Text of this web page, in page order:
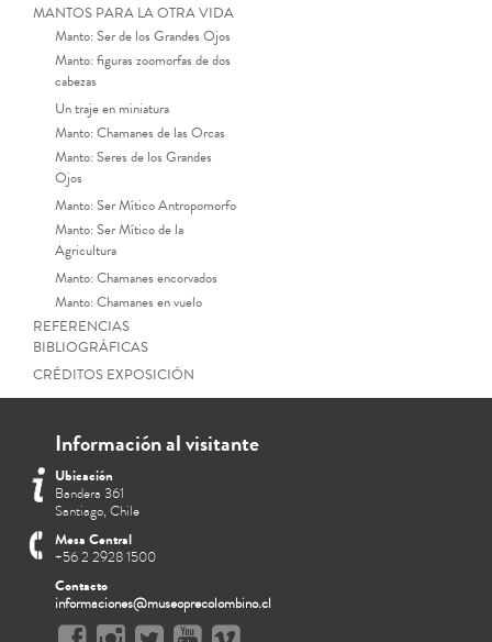
MANTOS PARA LA OTRA VIDA
Manto: Ser de los Grandes Ojos
Manto: figuras zoomorfas de dos
cabezas
Un traje en miniatura
Manto: Chamanes de las Orcas
Manto: Seres de los Grandes
Ojos
Manto: Ser Mítico Antropomorfo
Manto: Ser Mítico de la
Agricultura
Manto: Chamanes encorvados
Manto: Chamanes en vuelo
REFERENCIAS
BIBLIOGRÁFICAS
CRÉDITOS EXPOSICIÓN
Información al visitante
Ubicación
Bandera 361
Santiago, Chile
Mesa Central
+56 2 2928 1500
Contacto
informaciones@museoprecolombino.cl